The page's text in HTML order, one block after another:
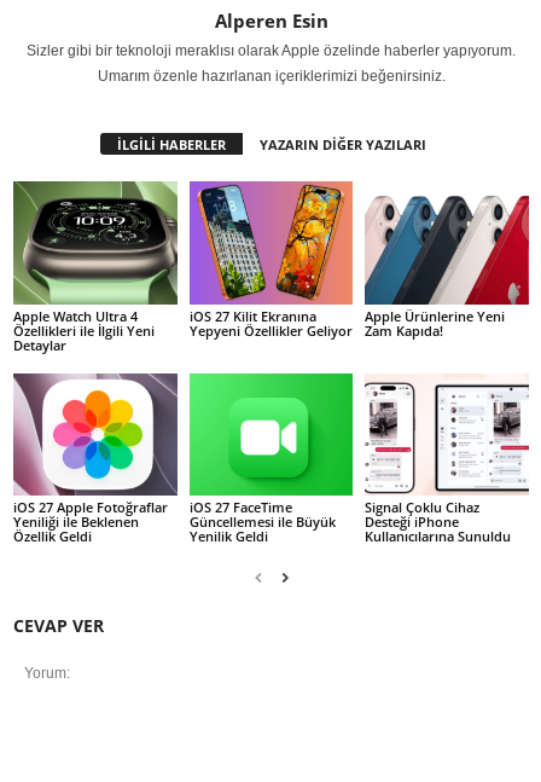
Alperen Esin
Sizler gibi bir teknoloji meraklısı olarak Apple özelinde haberler yapıyorum.
Umarım özenle hazırlanan içeriklerimizi beğenirsiniz.
İLGİLİ HABERLER YAZARIN DİĞER YAZILARI
Apple Watch Ultra 4
Özellikleri ile İlgili Yeni
Detaylar
iOS 27 Kilit Ekranına
Yepyeni Özellikler Geliyor
Apple Ürünlerine Yeni
Zam Kapıda!
iOS 27 Apple Fotoğraflar
Yeniliği ile Beklenen
Özellik Geldi
iOS 27 FaceTime
Güncellemesi ile Büyük
Yenilik Geldi
Signal Çoklu Cihaz
Desteği iPhone
Kullanıcılarına Sunuldu
CEVAP VER